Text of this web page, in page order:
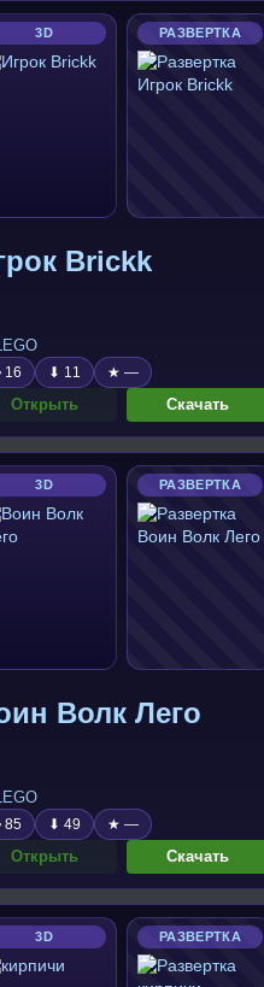
3D РАЗВЕРТКА
Brickk
⬇ 11 ★ —
Открыть Скачать
3D РАЗВЕРТКА
Волк Лего
⬇ 49 ★ —
Открыть Скачать
3D РАЗВЕРТКА